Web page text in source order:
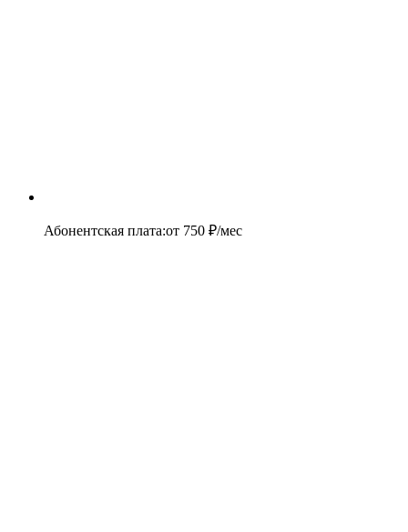
Абонентская плата:от 750 ₽/мес